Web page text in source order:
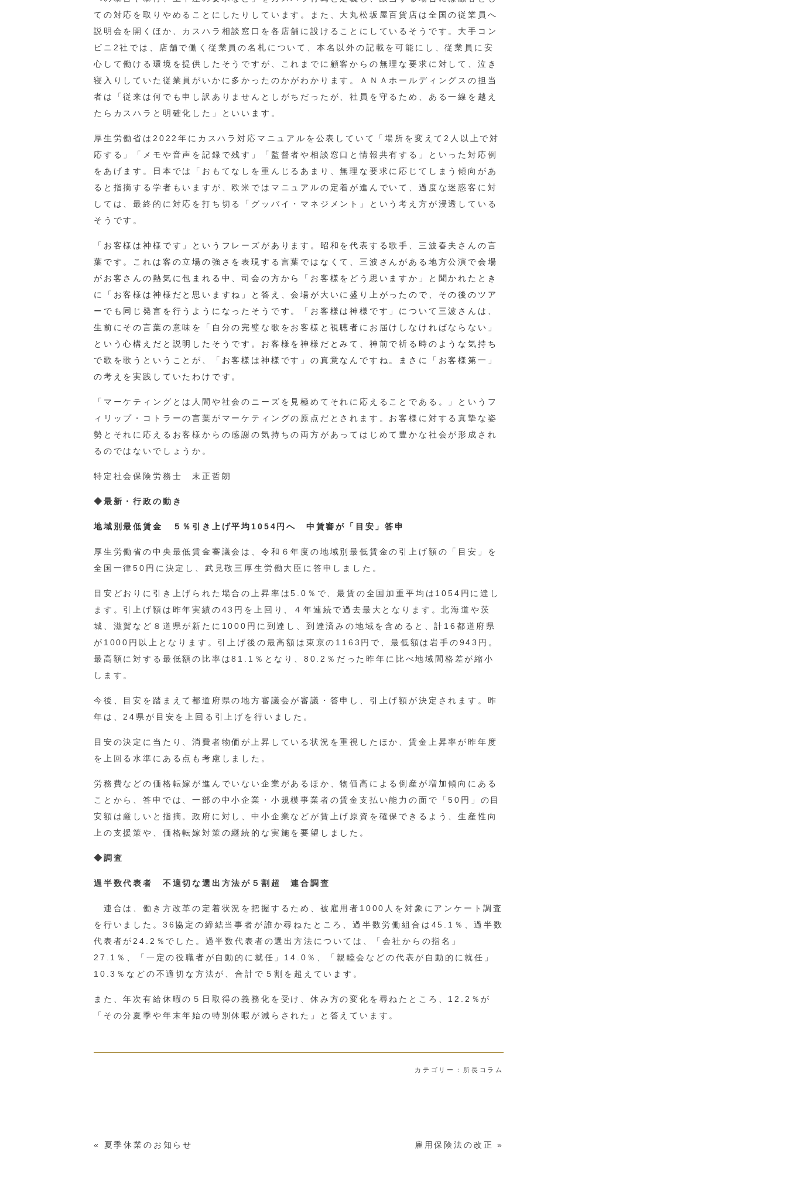
ての対応を取りやめることにしたりしています。また、大丸松坂屋百貨店は全国の従業員へ
説明会を開くほか、カスハラ相談窓口を各店舗に設けることにしているそうです。大手コン
ビニ2社では、店舗で働く従業員の名札について、本名以外の記載を可能にし、従業員に安
心して働ける環境を提供したそうですが、これまでに顧客からの無理な要求に対して、泣き
寝入りしていた従業員がいかに多かったのかがわかります。ＡＮＡホールディングスの担当
者は「従来は何でも申し訳ありませんとしがちだったが、社員を守るため、ある一線を越え
たらカスハラと明確化した」といいます。
厚生労働省は2022年にカスハラ対応マニュアルを公表していて「場所を変えて2人以上で対
応する」「メモや音声を記録で残す」「監督者や相談窓口と情報共有する」といった対応例
をあげます。日本では「おもてなしを重んじるあまり、無理な要求に応じてしまう傾向があ
ると指摘する学者もいますが、欧米ではマニュアルの定着が進んでいて、過度な迷惑客に対
しては、最終的に対応を打ち切る「グッバイ・マネジメント」という考え方が浸透している
そうです。
「お客様は神様です」
というフレーズがあります。昭和を代表する歌手、三波春夫さんの言
葉です。これは客の立場の強さを表現する言葉ではなくて、三波さんがある地方公演で会場
がお客さんの熱気に包まれる中、司会の方から「お客様をどう思いますか」と聞かれたとき
に「お客様は神様だと思いますね」と答え、会場が大いに盛り上がったので、その後のツア
ーでも同じ発言を行うようになったそうです。「お客様は神様です」について三波さんは、
生前にその言葉の意味を「自分の完璧な歌をお客様と視聴者にお届けしなければならない」
という心構えだと説明したそうです。お客様を神様だとみて、神前で祈る時のような気持ち
で歌を歌うということが、「お客様は神様です」の真意なんですね。まさに「お客様第一」
の考えを実践していたわけです。
「マーケティングとは人間や社会のニーズを見極めてそれに応えることである。」というフ
ィリップ・コトラーの言葉がマーケティングの原点だとされます。お客様に対する真摯な姿
勢とそれに応えるお客様からの感謝の気持ちの両方があってはじめて豊かな社会が形成され
るのではないでしょうか。
特定社会保険労務士 末正哲朗
◆最新・行政の動き
地域別最低賃金 ５％引き上げ平均1054円へ 中賃審が「目安」答申
厚生労働省の中央最低賃金審議会は、令和６年度の地域別最低賃金の引上げ額の「目安」を
全国一律50円に決定し、武見敬三厚生労働大臣に答申しました。
目安どおりに引き上げられた場合の上昇率は5.0％で、最賃の全国加重平均は1054円に達し
ます。引上げ額は昨年実績の43円を上回り、４年連続で過去最大となります。北海道や茨
城、滋賀など８道県が新たに1000円に到達し、到達済みの地域を含めると、計16都道府県
が1000円以上となります。引上げ後の最高額は東京の1163円で、最低額は岩手の943円。
最高額に対する最低額の比率は81.1％となり、80.2％だった昨年に比べ地域間格差が縮小
します。
今後、目安を踏まえて都道府県の地方審議会が審議・答申し、引上げ額が決定されます。昨
年は、24県が目安を上回る引上げを行いました。
目安の決定に当たり、消費者物価が上昇している状況を重視したほか、賃金上昇率が昨年度
を上回る水準にある点も考慮しました。
労務費などの価格転嫁が進んでいない企業があるほか、物価高による倒産が増加傾向にある
ことから、答申では、一部の中小企業・小規模事業者の賃金支払い能力の面で「50円」の目
安額は厳しいと指摘。政府に対し、中小企業などが賃上げ原資を確保できるよう、生産性向
上の支援策や、価格転嫁対策の継続的な実施を要望しました。
◆調査
過半数代表者 不適切な選出方法が５割超 連合調査
連合は、働き方改革の定着状況を把握するため、被雇用者1000人を対象にアンケート調査
を行いました。36協定の締結当事者が誰か尋ねたところ、過半数労働組合は45.1％、過半数
代表者が24.2％でした。過半数代表者の選出方法については、「会社からの指名」
27.1％、「一定の役職者が自動的に就任」14.0％、「親睦会などの代表が自動的に就任」
10.3％などの不適切な方法が、合計で５割を超えています。
また、年次有給休暇の５日取得の義務化を受け、休み方の変化を尋ねたところ、12.2％が
「その分夏季や年末年始の特別休暇が減らされた」と答えています。
カテゴリー： 所長コラム
« 夏季休業のお知らせ 雇用保険法の改正 »